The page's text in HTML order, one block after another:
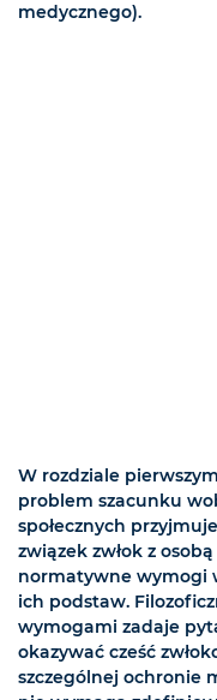
medycznego).
W rozdziale
problem szacunku
społecznych
związek zwłok z
normatywne wymogi
ich podstaw.
wymogami zadaje
okazywać cześć
szczególnej ochronie